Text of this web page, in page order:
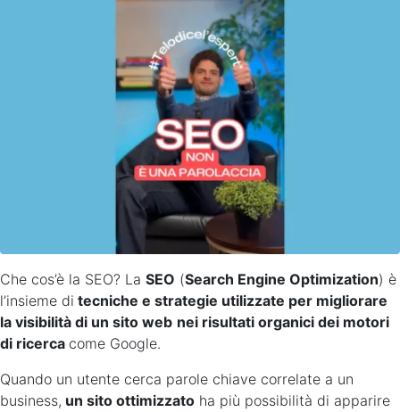
Che cos’è la SEO? La SEO (Search Engine Optimization) è
l’insieme di tecniche e strategie utilizzate per migliorare
la visibilità di un sito web nei risultati organici dei motori
di ricerca come Google.
Quando un utente cerca parole chiave correlate a un
business, un sito ottimizzato ha più possibilità di apparire